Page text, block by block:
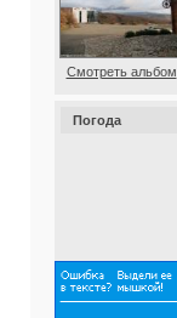
Смотреть альбом
Погода